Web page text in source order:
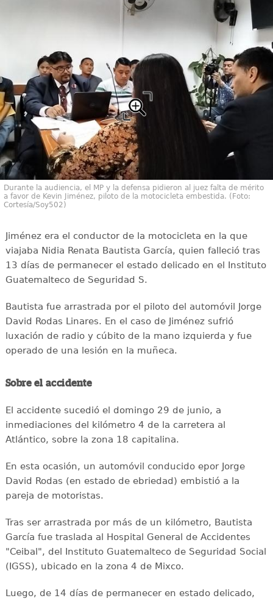
Durante la audiencia, el MP y la defensa pidieron al juez falta de mérito
a favor de Kevin Jiménez, piloto de la motocicleta embestida. (Foto:
Cortesía/Soy502)
Jiménez era el conductor de la motocicleta en la que
viajaba Nidia Renata Bautista García, quien falleció tras
13 días de permanecer el estado delicado en el Instituto
Guatemalteco de Seguridad S.
Bautista fue arrastrada por el piloto del automóvil Jorge
David Rodas Linares. En el caso de Jiménez sufrió
luxación de radio y cúbito de la mano izquierda y fue
operado de una lesión en la muñeca.
Sobre el accidente
El accidente sucedió el domingo 29 de junio, a
inmediaciones del kilómetro 4 de la carretera al
Atlántico, sobre la zona 18 capitalina.
En esta ocasión, un automóvil conducido epor Jorge
David Rodas (en estado de ebriedad) embistió a la
pareja de motoristas.
Tras ser arrastrada por más de un kilómetro, Bautista
García fue traslada al Hospital General de Accidentes
"Ceibal", del Instituto Guatemalteco de Seguridad Social
(IGSS), ubicado en la zona 4 de Mixco.
Luego, de 14 días de permanecer en estado delicado,